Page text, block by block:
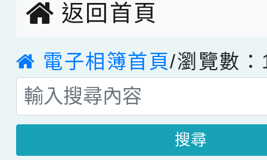
返回首頁
電子相簿首頁/瀏覽數
搜尋